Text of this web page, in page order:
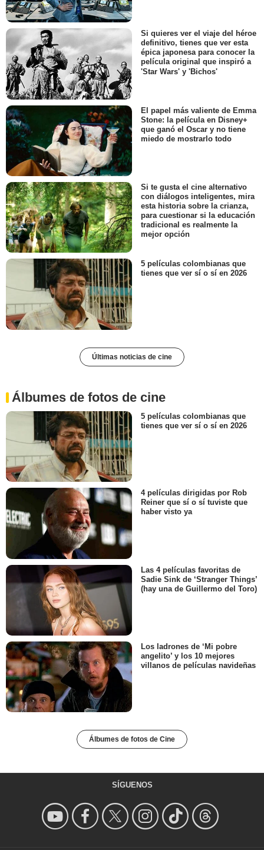
Si quieres ver el viaje del héroe
definitivo, tienes que ver esta
épica japonesa para conocer la
película original que inspiró a
'Star Wars' y 'Bichos'
El papel más valiente de Emma
Stone: la película en Disney+
que ganó el Oscar y no tiene
miedo de mostrarlo todo
Si te gusta el cine alternativo
con diálogos inteligentes, mira
esta historia sobre la crianza,
para cuestionar si la educación
tradicional es realmente la
mejor opción
5 películas colombianas que
tienes que ver sí o sí en 2026
Últimas noticias de cine
Álbumes de fotos de cine
5 películas colombianas que
tienes que ver sí o sí en 2026
4 películas dirigidas por Rob
Reiner que sí o sí tuviste que
haber visto ya
Las 4 películas favoritas de
Sadie Sink de ‘Stranger Things’
(hay una de Guillermo del Toro)
Los ladrones de ‘Mi pobre
angelito’ y los 10 mejores
villanos de películas navideñas
Álbumes de fotos de Cine
SÍGUENOS